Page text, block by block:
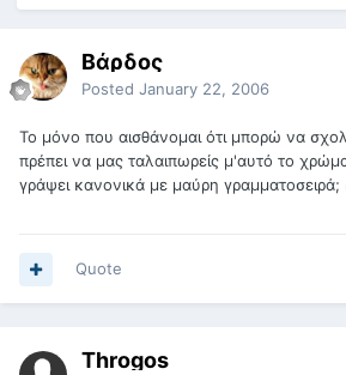
Βάρδος
Posted January 22, 2006
Το μόνο που αισθάνομαι ότι μπορώ να
πρέπει να μας ταλαιπωρείς μ'αυτό το
γράψει κανονικά με μαύρη γραμματοσειρά;
Quote
Throgos